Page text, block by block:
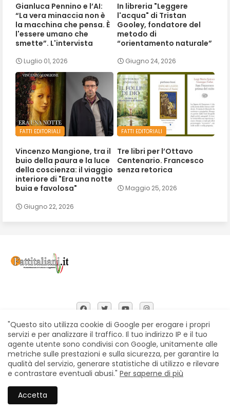
Gianluca Pennino e l’AI:
“La vera minaccia non è
la macchina che pensa. È
l'essere umano che
smette”. L'intervista
Luglio 01, 2026
In libreria "Leggere
l'acqua" di Tristan
Gooley, fondatore del
metodo di
“orientamento naturale”
Giugno 24, 2026
FATTI EDITORIALI
Vincenzo Mangione, tra il
buio della paura e la luce
della coscienza: il viaggio
interiore di "Era una notte
buia e favolosa"
Giugno 22, 2026
FATTI EDITORIALI
Tre libri per l’Ottavo
Centenario. Francesco
senza retorica
Maggio 25, 2026
Home Chi siamo Contatti
Privacy Policy
Segnalazioni
All Right Reserved Copyright © Fattitaliani
"Questo sito utilizza cookie di Google per erogare i propri
servizi e per analizzare il traffico. Il tuo indirizzo IP e il tuo
agente utente sono condivisi con Google, unitamente alle
metriche sulle prestazioni e sulla sicurezza, per garantire la
qualità del servizio, generare statistiche di utilizzo e rilevare
e contrastare eventuali abusi." Per saperne di più
Accetta